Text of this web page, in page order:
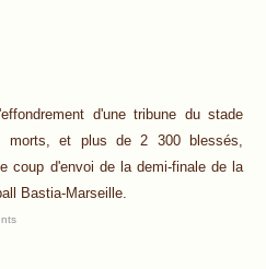
d'une tribune du stade
morts, et plus de 2 300 blessés,
coup d'envoi de la demi-finale de la
Bastia-Marseille.